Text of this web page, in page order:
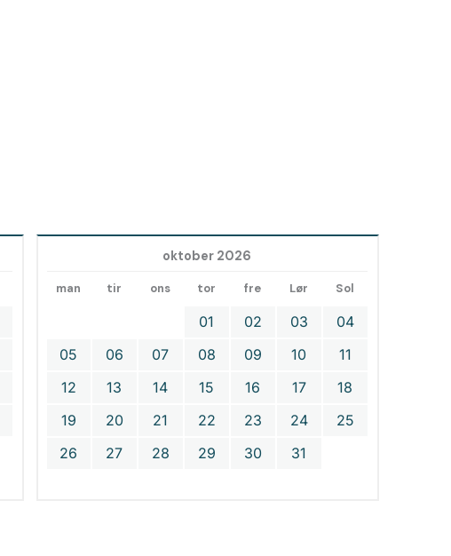
oktober 2026
man tir ons tor fre Lør Sol
01 02 03
04
05
06 07 08 09 10
11
12
13 14 15 16 17
18
19
20 21 22 23 24
25
26
27 28 29 30 31